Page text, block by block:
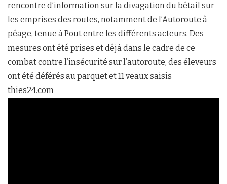
rencontre d’information sur la divagation du bétail sur
les emprises des routes, notamment de l’Autoroute à
péage, tenue à Pout entre les différents acteurs. Des
mesures ont été prises et déjà dans le cadre de ce
combat contre l’insécurité sur l’autoroute, des éleveurs
ont été déférés au parquet et 11 veaux saisis
thies24.com